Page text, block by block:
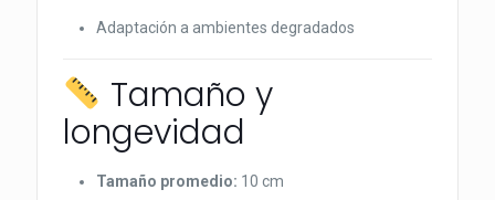
Adaptación a ambientes degradados
Tamaño y
longevidad
Tamaño promedio: 10 cm